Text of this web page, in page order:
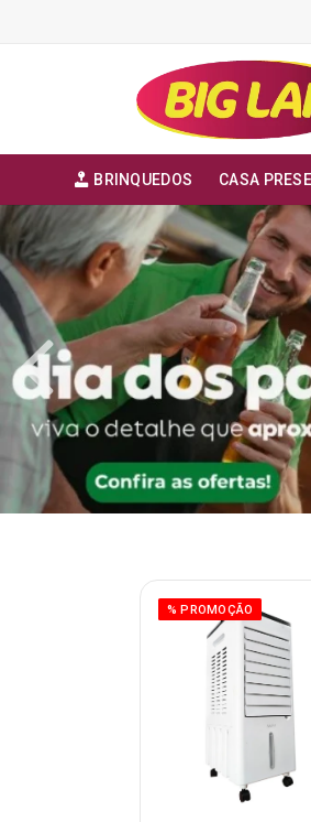
BRINQUEDOS CASA
% PROMOÇÃO